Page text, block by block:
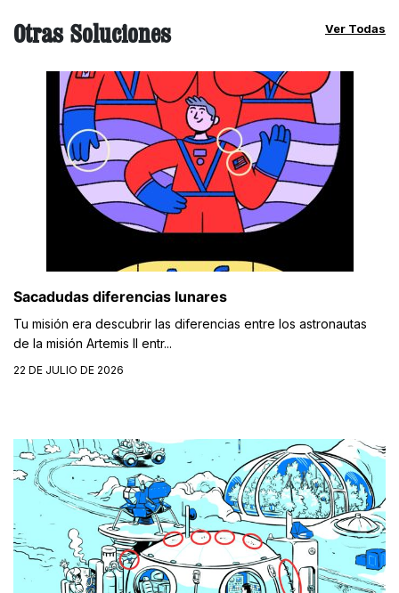
Otras Soluciones Ver Todas
Sacadudas diferencias lunares
Tu misión era descubrir las diferencias entre los astronautas
de la misión Artemis II entr...
22 DE JULIO DE 2026